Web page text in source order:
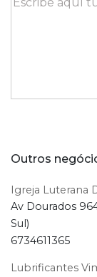
Outros
Igreja Luterana
Av Dourados
Sul)
6734611365
Lubrificantes